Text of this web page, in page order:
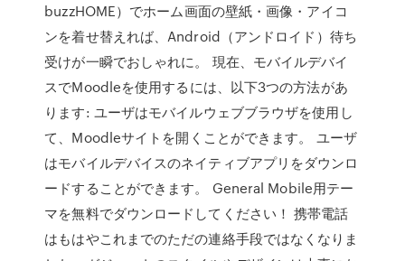
buzzHOME）でホーム画面の壁紙・画像・アイコ
ンを着せ替えれば、Android（アンドロイド）待ち
受けが一瞬でおしゃれに。 現在、モバイルデバイ
スでMoodleを使用するには、以下3つの方法があ
ります: ユーザはモバイルウェブブラウザを使用し
て、Moodleサイトを開くことができます。 ユーザ
はモバイルデバイスのネイティブアプリをダウンロ
ードすることができます。 General Mobile用テー
マを無料でダウンロードしてください！ 携帯電話
はもはやこれまでのただの連絡手段ではなくなりま